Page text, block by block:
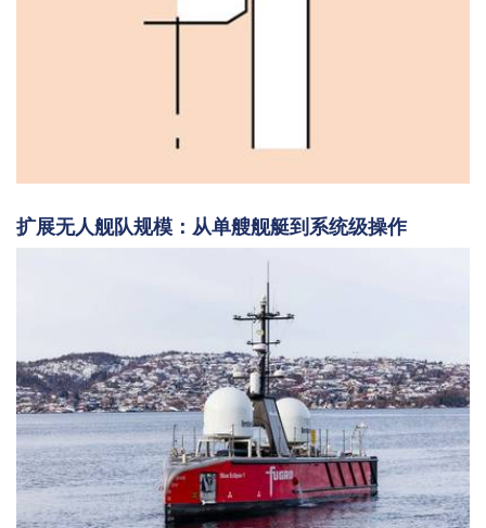
扩展无人舰队规模：从单艘舰艇到系统级操作